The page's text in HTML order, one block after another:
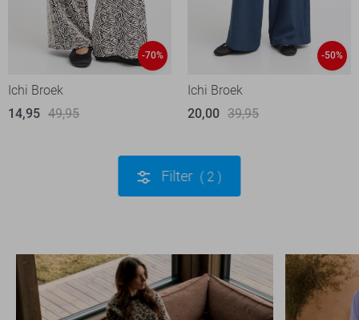
-70%
Ichi Broek
14,95 49,95
-50%
Ichi Broek
20,00 39,95
Filter 2